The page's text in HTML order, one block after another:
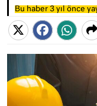
Bu haber 3 yıl önce